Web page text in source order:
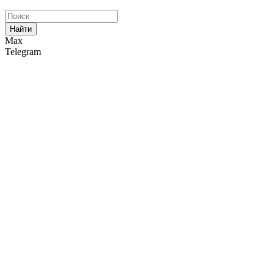
Найти
Max
Telegram